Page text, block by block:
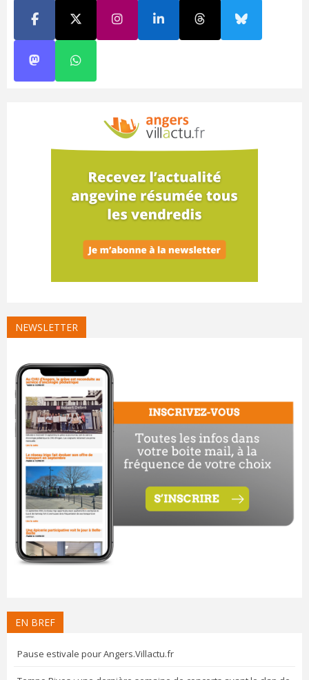
NEWSLETTER
EN BREF
Pause estivale pour Angers.Villactu.fr